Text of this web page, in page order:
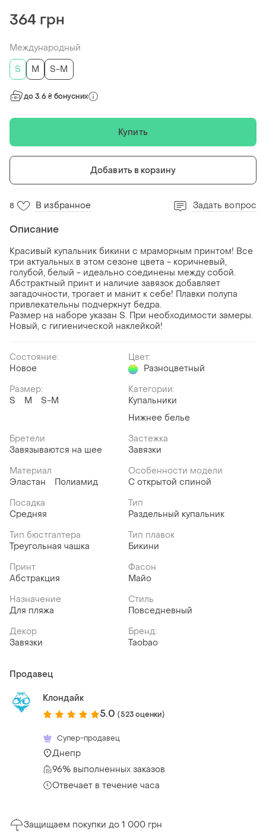
364 грн
Международный
S
M S-M
до 3.6 ₴ бонусних
Купить
Добавить в корзину
8 В избранное Задать вопрос
Описание
Красивый купальник бикини с мраморным принтом! Все
три актуальных в этом сезоне цвета - коричневый,
голубой, белый - идеально соединены между собой.
Абстрактный принт и наличие завязок добавляет
загадочности, трогает и манит к себе! Плавки полупа
привлекательны подчеркнут бедра.
Размер на наборе указан S. При необходимости замеры.
Новый, с гигиенической наклейкой!
Состояние:
Новое
Цвет:
Разноцветный
Размер:
S
M S-M
Категории:
Купальники
Нижнее белье
Бретели
Завязываются на шее
Застежка
Завязки
Материал
Эластан
Полиамид
Особенности модели
С открытой спиной
Посадка
Средняя
Тип
Раздельный купальник
Тип бюстгалтера
Треугольная чашка
Тип плавок
Бикини
Принт
Абстракция
Фасон
Майо
Назначение
Для пляжа
Стиль
Повседневный
Декор
Завязки
Бренд:
Taobao
Продавец
Клондайк
5.0 (523 оценки)
Супер-продавец
Днепр
96% выполненных заказов
Отвечает в течение часа
Защищаем покупки до 1 000 грн